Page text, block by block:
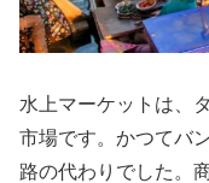
水上マーケットは、
市場です。かつてバ
路の代わりでした。